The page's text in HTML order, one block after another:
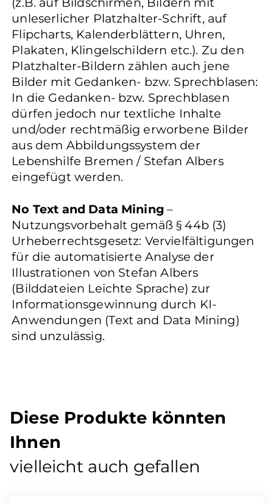
unleserlicher Platzhalter-Schrift, auf
Flipcharts, Kalenderblättern, Uhren,
Plakaten, Klingelschildern etc.). Zu den
Platzhalter-Bildern zählen auch jene
Bilder mit Gedanken- bzw. Sprechblasen:
In die Gedanken- bzw. Sprechblasen
dürfen jedoch nur textliche Inhalte
und/oder rechtmäßig erworbene Bilder
aus dem Abbildungssystem der
Lebenshilfe Bremen / Stefan Albers
eingefügt werden.
No Text and Data Mining –
Nutzungsvorbehalt gemäß § 44b (3)
Urheberrechtsgesetz: Vervielfältigungen
für die automatisierte Analyse der
Illustrationen von Stefan Albers
(Bilddateien Leichte Sprache) zur
Informationsgewinnung durch KI-
Anwendungen (Text and Data Mining)
sind unzulässig.
Diese Produkte könnten
Ihnen
vielleicht auch gefallen